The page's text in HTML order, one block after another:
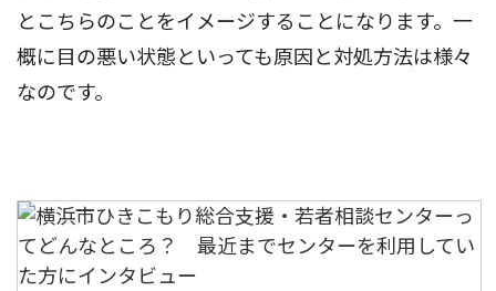
とこちらのことをイメージすることになります。一
概に目の悪い状態といっても原因と対処方法は様々
なのです。